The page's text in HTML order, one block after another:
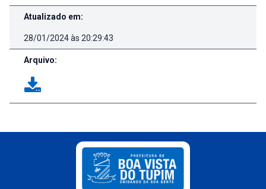
Atualizado em:
28/01/2024 às 20:29:43
Arquivo: